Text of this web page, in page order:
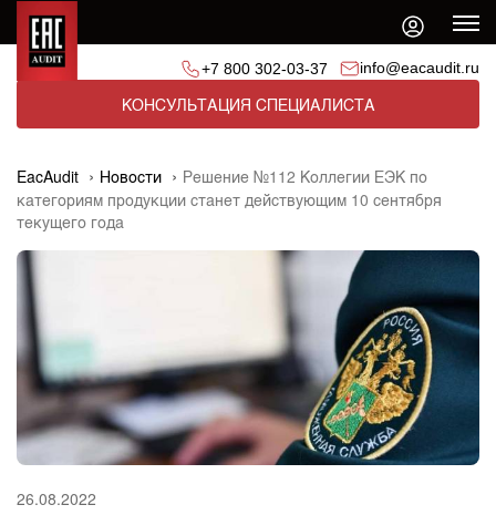
+7 800 302-03-37 info@eacaudit.ru
КОНСУЛЬТАЦИЯ СПЕЦИАЛИСТА
EacAudit Новости
Решение №112 Коллегии ЕЭК по
категориям продукции станет действующим 10 сентября
текущего года
26.08.2022